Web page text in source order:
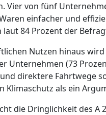
Vier von fünf
einfacher und
84 Prozent der
Nutzen hinaus
Unternehmen (73
direktere Fahrtwege
Klimaschutz als ein
die Dringlichkeit des A